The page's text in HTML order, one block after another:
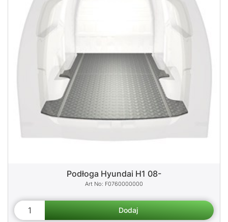
Podłoga Hyundai H1 08-
F0760000000